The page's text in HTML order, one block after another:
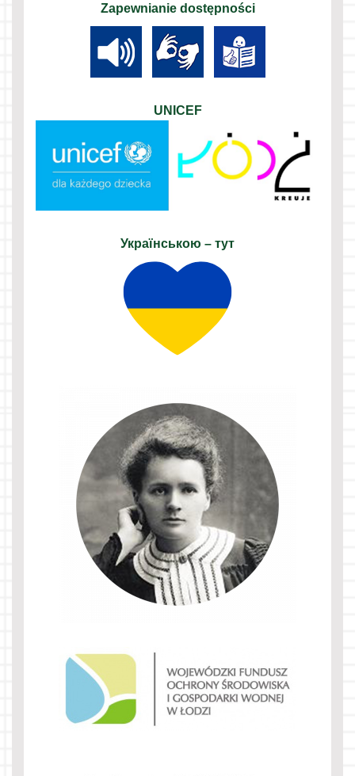
Zapewnianie dostępności
UNICEF
Українською – тут